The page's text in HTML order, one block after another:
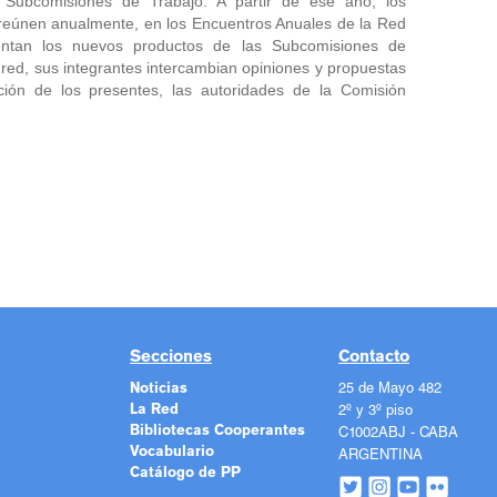
anualmente, en los Encuentros Anuales de la Red
los nuevos productos de las Subcomisiones de
sus integrantes intercambian opiniones y propuestas
de los presentes, las autoridades de la Comisión
Secciones
Noticias
La Red
Bibliotecas Cooperantes
Vocabulario
Catálogo de PP
Contacto
25 de Mayo 482
2º y 3º piso
C1002ABJ - CABA
ARGENTINA